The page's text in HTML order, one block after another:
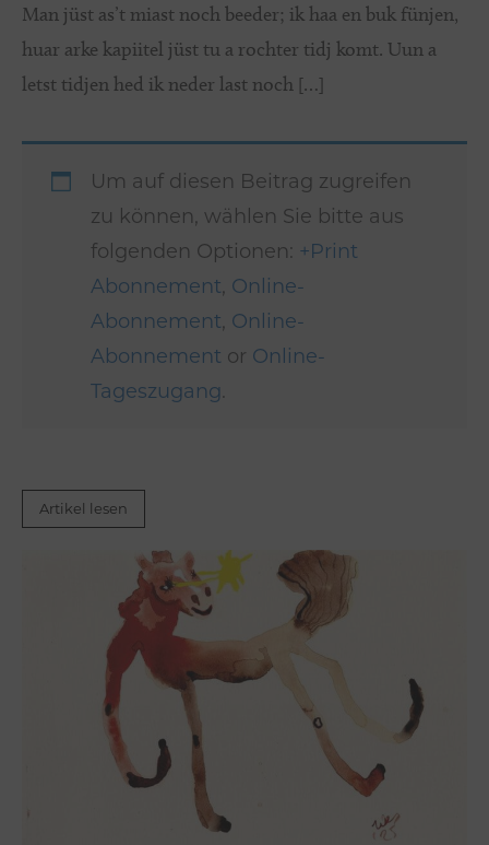
Man jüst as’t miast noch beeder; ik haa en buk fünjen,
huar arke kapiitel jüst tu a rochter tidj komt. Uun a
letst tidjen hed ik neder last noch […]
Um auf diesen Beitrag zugreifen
zu können, wählen Sie bitte aus
folgenden Optionen: +Print
Abonnement, Online-
Abonnement, Online-
Abonnement or Online-
Tageszugang.
Artikel lesen